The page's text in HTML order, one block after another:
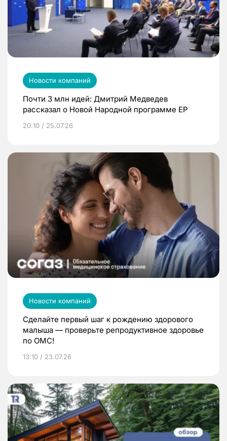
Новости компаний
Почти 3 млн идей: Дмитрий Медведев
рассказал о Новой Народной программе ЕР
20:10 / 25.07.26
Новости компаний
Сделайте первый шаг к рождению здорового
малыша — проверьте репродуктивное здоровье
по ОМС!
13:10 / 23.07.26